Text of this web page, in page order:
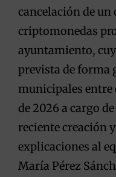
cancelación de un
criptomonedas
ayuntamiento,
prevista de forma
municipales entre
de 2026 a cargo
reciente creación
explicaciones al
María Pérez